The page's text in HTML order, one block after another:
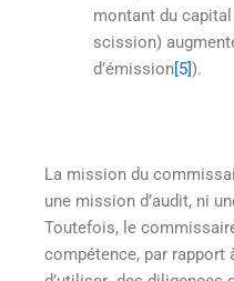
montant du capital
scission)
d’émission[5]).
La mission du
une mission d’audit, ni
Toutefois, le
compétence, par rapport